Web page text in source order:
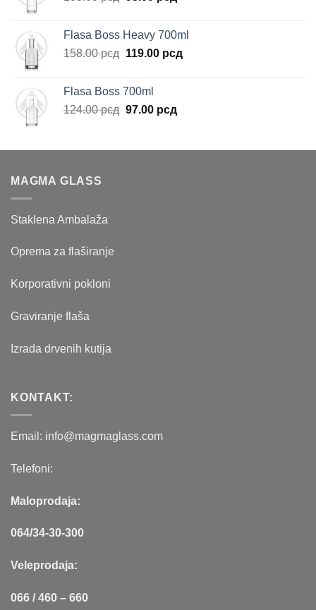
bila:
105.00 рсд.
95.00 рсд.
Flasa Boss Heavy 700ml
158.00рсд Originalna
bila:
158.00 рсд.
119.00 рсдTrenutna
Flasa Boss 700ml
124.00рсд Originalna
bila:
97.00 рсдTrenutna
97.00 рсд.
MAGMA GLASS
Staklena Ambalaža
Oprema za flaširanje
Korporativni pokloni
Graviranje flaša
Izrada drvenih kutija
KONTAKT:
Email: info@magmaglass.com
Telefoni:
Maloprodaja:
064/34-30-300
Veleprodaja:
066 / 460 – 660